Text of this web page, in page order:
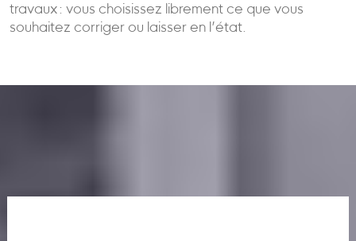
travaux : vous choisissez librement ce que vous
souhaitez corriger ou laisser en l’état.